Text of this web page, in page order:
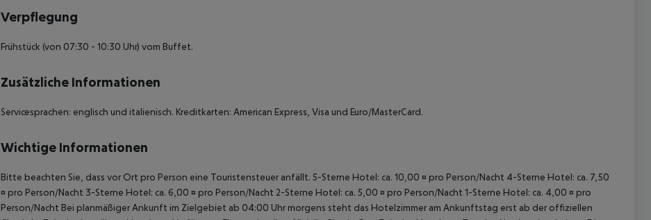
Verpflegung
Frühstück (von 07:30 - 10:30 Uhr) vom Buffet.
Zusätzliche Informationen
Servicesprachen: englisch und italienisch. Kreditkarten: American Express, Visa und Euro/MasterCard.
Wichtige Informationen
Bitte beachten Sie, dass vor Ort pro Person eine Touristensteuer anfällt. 5-Sterne Hotel: ca. 10,00 ¤ pro Person/Nacht 4-Sterne Hotel: ca. 7,50
¤ pro Person/Nacht 3-Sterne Hotel: ca. 6,00 ¤ pro Person/Nacht 2-Sterne Hotel: ca. 5,00 ¤ pro Person/Nacht 1-Sterne Hotel: ca. 4,00 ¤ pro
Person/Nacht Bei planmäßiger Ankunft im Zielgebiet ab 04:00 Uhr morgens steht das Hotelzimmer am Ankunftstag erst ab der offiziellen